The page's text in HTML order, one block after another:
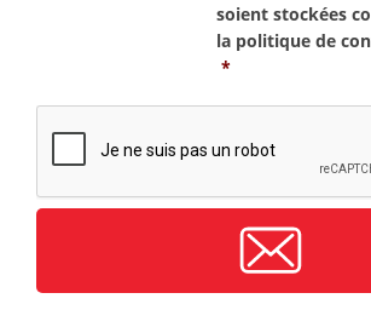
soient stockées
la politique de
*
CAPTCHA